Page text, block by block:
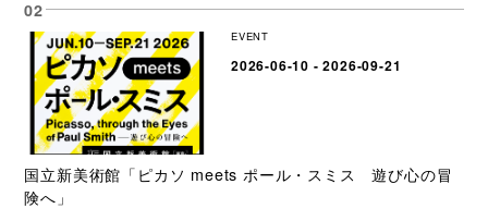
EVENT
2026-06-10 - 2026-09-21
国立新美術館「ピカソ meets ポール・スミス 遊び心の冒
険へ」